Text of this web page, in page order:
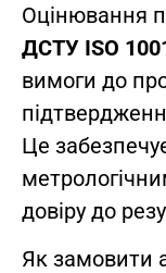
Оцінювання
ДСТУ ISO
вимоги до
Це
довіру до
Як замовити